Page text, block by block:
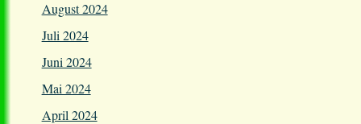
August 2024
Juli 2024
Juni 2024
Mai 2024
April 2024